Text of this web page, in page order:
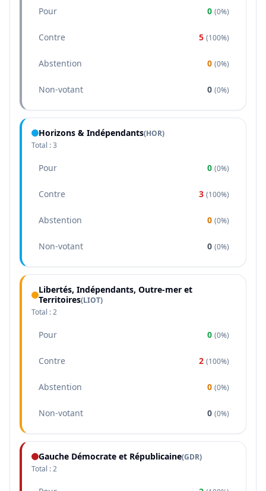
Pour 0 (0%)
Contre 5 (100%)
Abstention 0 (0%)
Non-votant 0 (0%)
Horizons & Indépendants(HOR)
Total :3
Pour 0 (0%)
Contre 3 (100%)
Abstention 0 (0%)
Non-votant 0 (0%)
Libertés, Indépendants, Outre-mer et
Territoires(LIOT)
Total :2
Pour 0 (0%)
Contre 2 (100%)
Abstention 0 (0%)
Non-votant 0 (0%)
Gauche Démocrate et Républicaine(GDR)
Total :2